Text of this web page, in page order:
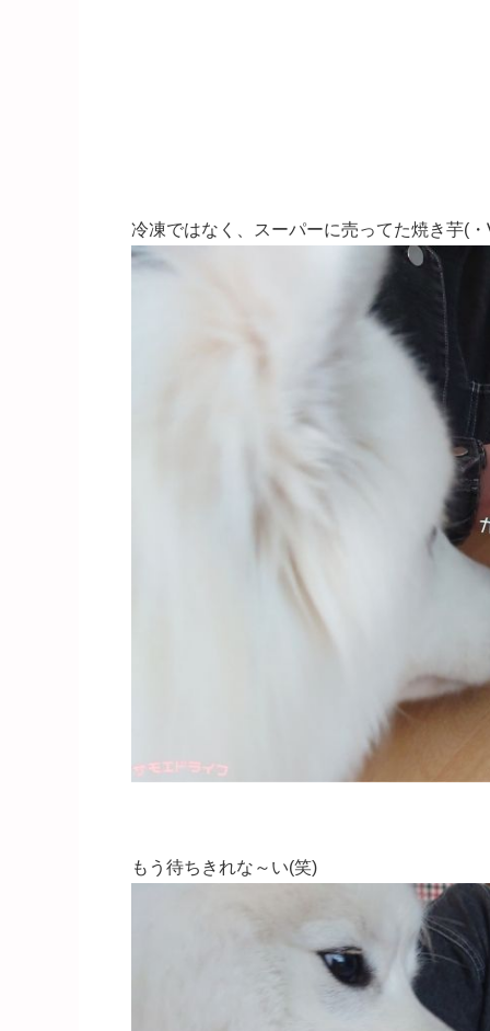
冷凍ではなく、スーパーに売ってた焼き芋(
もう待ちきれな～い(笑)